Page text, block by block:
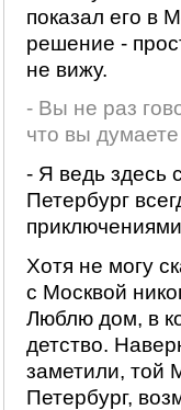
показал его в
решение -
не вижу.
- Вы не раз
что вы
- Я ведь здесь
Петербург
Хотя не могу
с Москвой
Люблю дом, в
детство.
заметили, той
Петербург,